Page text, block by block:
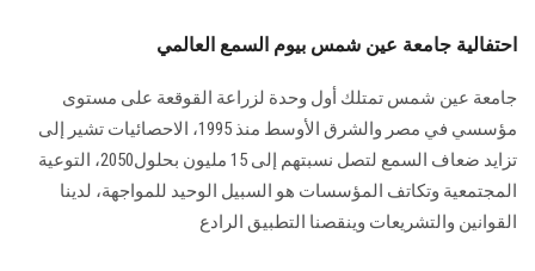
احتفالية جامعة عين شمس بيوم السمع العالمي
جامعة عين شمس تمتلك أول وحدة لزراعة القوقعة على مستوى
مؤسسي في مصر والشرق الأوسط منذ 1995، الاحصائيات تشير إلى
تزايد ضعاف السمع لتصل نسبتهم إلى 15 مليون بحلول2050، التوعية
المجتمعية وتكاتف المؤسسات هو السبيل الوحيد للمواجهة، لدينا
القوانين والتشريعات وينقصنا التطبيق الرادع